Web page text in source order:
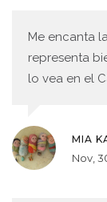
Me encanta
representa
lo vea en el
MIA
Nov,